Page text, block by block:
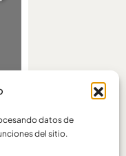
datos de
del sitio.